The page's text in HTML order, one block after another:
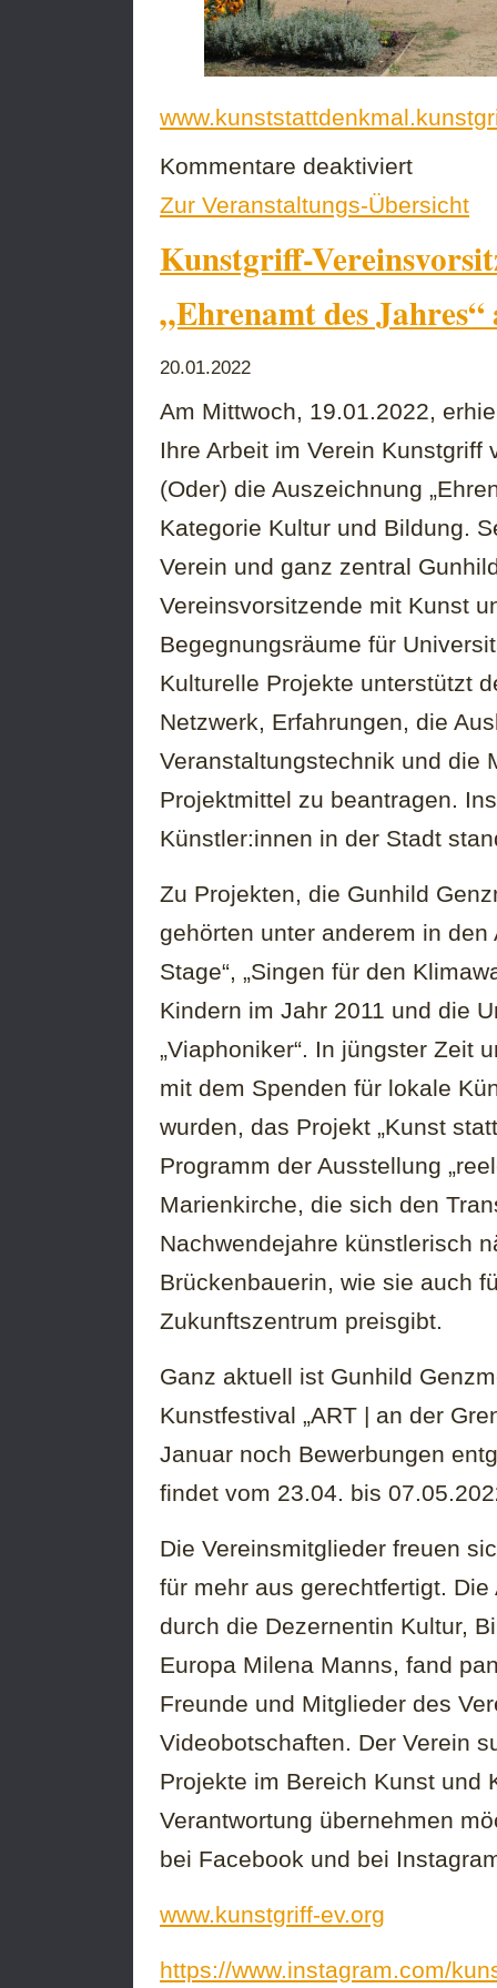
Kommentare deaktiviert
für
Kunstwerk
Carthausplatz
Zur Veranstaltungs-Übersicht
Kunstgriff-
„Ehrenamt des Jahres“
20.01.2022
Am Mittwoch, 19.01.2022,
Ihre Arbeit im Verein Kunstgriff
(Oder) die Auszeichnung
Kategorie Kultur und Bildung.
Verein und ganz zentral
Vereinsvorsitzende mit Kunst
Begegnungsräume für
Kulturelle Projekte unterstützt
Netzwerk, Erfahrungen, die
Veranstaltungstechnik und die
Projektmittel zu beantragen.
Künstler:innen in der Stadt
Zu Projekten, die Gunhild
gehörten unter anderem in den
Stage“, „Singen für den
Kindern im Jahr 2011 und die
„Viaphoniker“. In jüngster Zeit
mit dem Spenden für lokale
wurden, das Projekt „Kunst
Programm der Ausstellung
Marienkirche, die sich den
Nachwendejahre künstlerisch
Brückenbauerin, wie sie auch
Zukunftszentrum preisgibt.
Ganz aktuell ist Gunhild
Kunstfestival „ART | an der
Januar noch Bewerbungen
findet vom 23.04. bis
Die Vereinsmitglieder freuen
für mehr aus gerechtfertigt.
durch die Dezernentin Kultur,
Europa Milena Manns, fand
Freunde und Mitglieder des
Videobotschaften. Der Verein
Projekte im Bereich Kunst und
Verantwortung übernehmen
bei Facebook und bei
www.kunstgriff-ev.org
https://www.instagram.com/